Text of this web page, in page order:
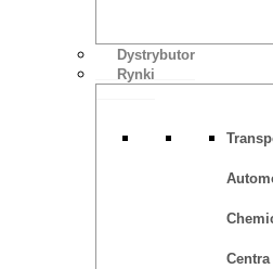
Dystrybutor
Rynki